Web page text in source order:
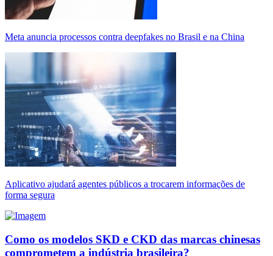
Meta anuncia processos contra deepfakes no Brasil e na China
Aplicativo ajudará agentes públicos a trocarem informações de
forma segura
Como os modelos SKD e CKD das marcas chinesas
comprometem a indústria brasileira?